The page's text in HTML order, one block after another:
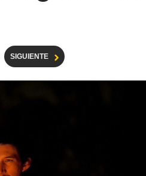
SIGUIENTE